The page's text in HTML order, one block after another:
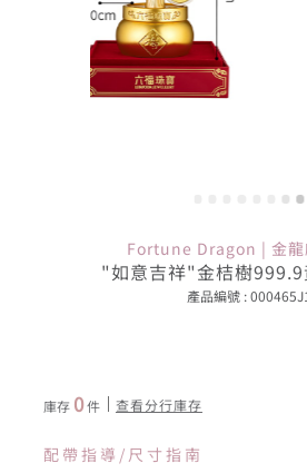
Fortune Dragon | 金龍
"如意吉祥"金桔樹999.9
產品編號 :
庫存 0件 查看分行庫存
配帶指導/尺寸指南